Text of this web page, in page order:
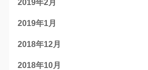
2019年2月
2019年1月
2018年12月
2018年10月